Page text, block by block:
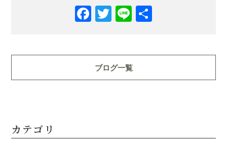
Facebook
Twitter
Line
ブログ一覧
カテゴリ